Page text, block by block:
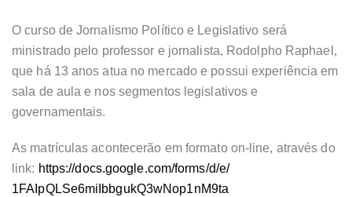
O curso de Jornalismo Político e Legislativo será
ministrado pelo professor e jornalista, Rodolpho Raphael,
que há 13 anos atua no mercado e possui experiência em
sala de aula e nos segmentos legislativos e
governamentais.
As matrículas acontecerão em formato on-line, através do
link: https://docs.google.com/forms/d/e/
1FAIpQLSe6miIbbgukQ3wNop1nM9ta